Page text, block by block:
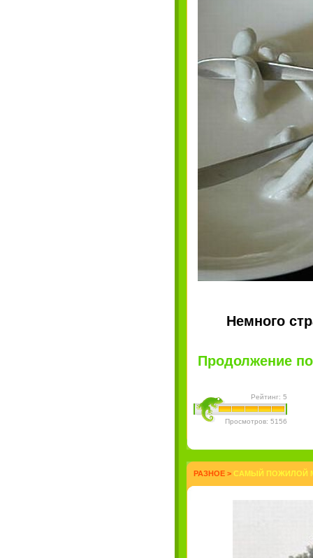
Немного
Продолжение
Рейтинг: 5
Просмотров: 5156
РАЗНОЕ > САМЫЙ ПОЖИЛОЙ